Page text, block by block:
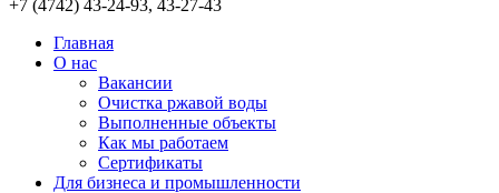
+7 (4742) 43-24-93, 43-27-43
Главная
О нас
Вакансии
Очистка ржавой воды
Выполненные объекты
Как мы работаем
Сертификаты
Для бизнеса и промышленности